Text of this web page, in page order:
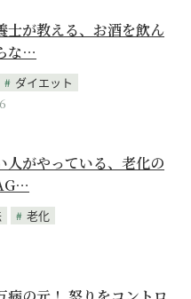
士が教える、お酒を飲ん
な…
ダイエット
人がやっている、老化の
老化